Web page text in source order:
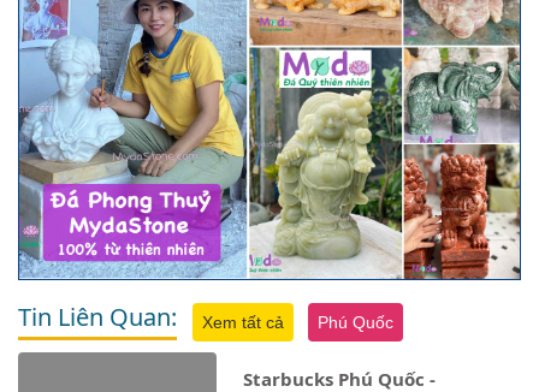
Tin Liên Quan: Xem tất cả Phú Quốc
Starbucks Phú Quốc -